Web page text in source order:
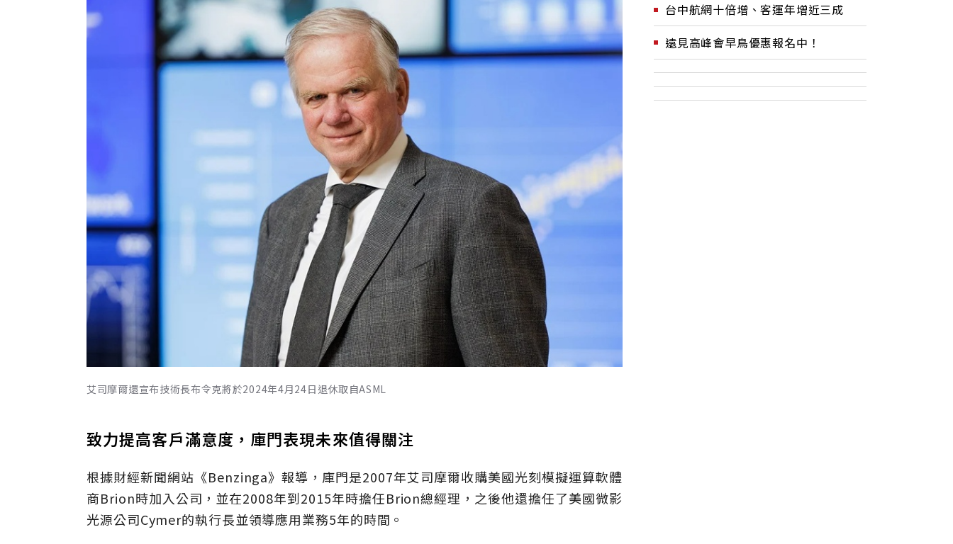
艾司摩爾還宣布技術長布令克將於2024年4月24日退休取自ASML
致力提高客戶滿意度，庫門表現未來值得關注
根據財經新聞網站《Benzinga》報導，庫門是2007年艾司摩爾收購美國光刻模擬運算軟體
商Brion時加入公司，並在2008年到2015年時擔任Brion總經理，之後他還擔任了美國微影
光源公司Cymer的執行長並領導應用業務5年的時間。
台中航網十倍增、客運年增近三成
遠見高峰會早鳥優惠報名中！